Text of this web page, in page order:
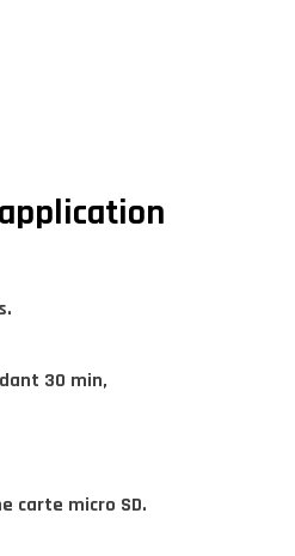
30 min,
carte micro SD.